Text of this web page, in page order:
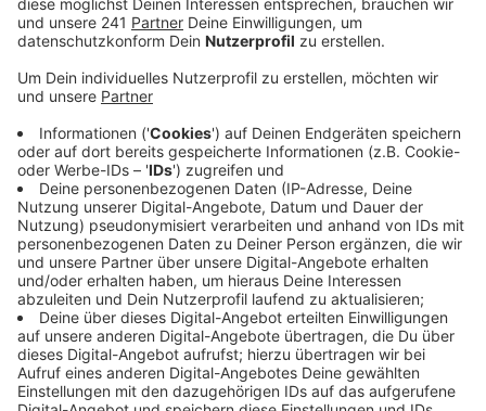
Bitten der Orte wird sich die Gemeinde um
Fördergelder aus dem Dorferneuerungsprogramm
bewerben.
Anzeige
In Hecken nutzt der Ort das alte Schulgebäude
notdürftig als Bürgerhaus. Aber die Räume
entsprechen weder energetisch noch technisch dem
heutigen Stand. Rund 340.000 Euro soll die Sanierung
kosten.
In Wolfert schätzt die Gemeinde die Sanierungskosten